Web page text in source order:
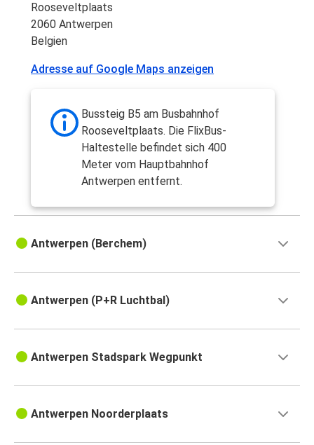
Rooseveltplaats
2060 Antwerpen
Belgien
Adresse auf Google Maps anzeigen
Bussteig B5 am Busbahnhof
Rooseveltplaats. Die FlixBus-
Haltestelle befindet sich 400
Meter vom Hauptbahnhof
Antwerpen entfernt.
Antwerpen (Berchem)
Antwerpen (P+R Luchtbal)
Antwerpen Stadspark Wegpunkt
Antwerpen Noorderplaats